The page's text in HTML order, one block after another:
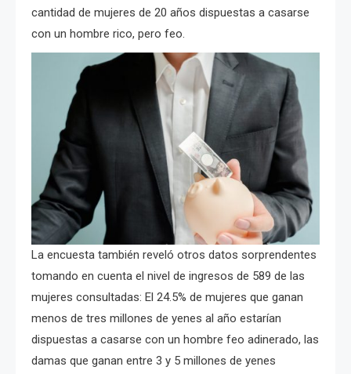
cantidad de mujeres de 20 años dispuestas a casarse
con un hombre rico, pero feo.
La encuesta también reveló otros datos sorprendentes
tomando en cuenta el nivel de ingresos de 589 de las
mujeres consultadas: El 24.5% de mujeres que ganan
menos de tres millones de yenes al año estarían
dispuestas a casarse con un hombre feo adinerado, las
damas que ganan entre 3 y 5 millones de yenes